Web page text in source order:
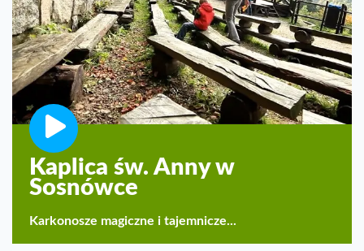
Kaplica św. Anny w
Sosnówce
Karkonosze magiczne i tajemnicze...